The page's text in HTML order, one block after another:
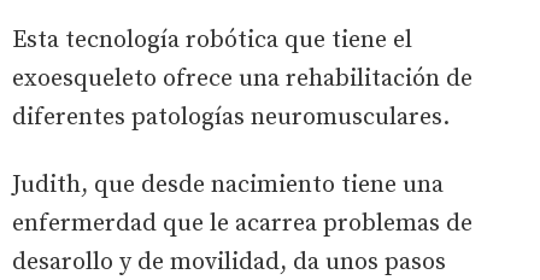
Esta tecnología robótica que tiene el
exoesqueleto ofrece una rehabilitación de
diferentes patologías neuromusculares.
Judith, que desde nacimiento tiene una
enfermerdad que le acarrea problemas de
desarollo y de movilidad, da unos pasos